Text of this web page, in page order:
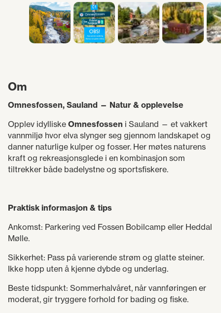
Om
Omnesfossen, Sauland — Natur & opplevelse
Opplev idylliske Omnesfossen i Sauland — et vakkert
vannmiljø hvor elva slynger seg gjennom landskapet og
danner naturlige kulper og fosser. Her møtes naturens
kraft og rekreasjonsglede i en kombinasjon som
tiltrekker både badelystne og sportsfiskere.
Praktisk informasjon & tips
Ankomst: Parkering ved Fossen Bobilcamp eller Heddal
Mølle.
Sikkerhet: Pass på varierende strøm og glatte steiner.
Ikke hopp uten å kjenne dybde og underlag.
Beste tidspunkt: Sommerhalvåret, når vannføringen er
moderat, gir tryggere forhold for bading og fiske.